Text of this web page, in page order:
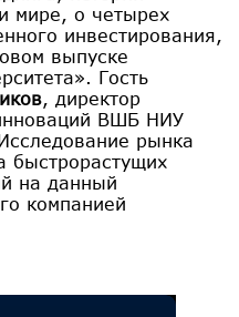
мире, о четырех
инвестирования,
выпуске
Гость
, директор
ВШБ НИУ
рынка
быстрорастущих
на данный
компанией